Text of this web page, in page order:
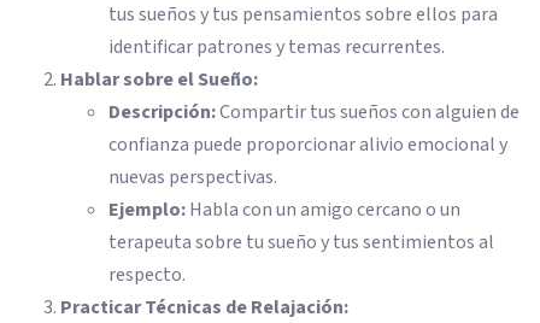
tus sueños y tus pensamientos sobre ellos para
identificar patrones y temas recurrentes.
Hablar sobre el Sueño:
Descripción:Compartir tus sueños con alguien de
confianza puede proporcionar alivio emocional y
nuevas perspectivas.
Ejemplo:Habla con un amigo cercano o un
terapeuta sobre tu sueño y tus sentimientos al
respecto.
Practicar Técnicas de Relajación: